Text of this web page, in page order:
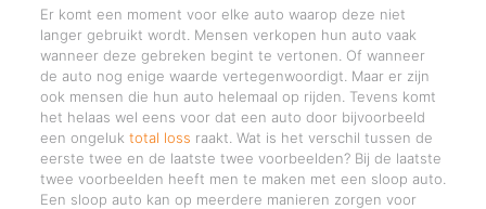
Er komt een moment voor elke auto waarop deze niet
langer gebruikt wordt. Mensen verkopen hun auto vaak
wanneer deze gebreken begint te vertonen. Of wanneer
de auto nog enige waarde vertegenwoordigt. Maar er zijn
ook mensen die hun auto helemaal op rijden. Tevens komt
het helaas wel eens voor dat een auto door bijvoorbeeld
een ongeluk total loss raakt. Wat is het verschil tussen de
eerste twee en de laatste twee voorbeelden? Bij de laatste
twee voorbeelden heeft men te maken met een sloop auto.
Een sloop auto kan op meerdere manieren zorgen voor